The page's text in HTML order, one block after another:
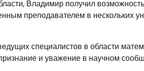
Владимир получил
преподавателем в нескольких
специалистов в области
и уважение в научном